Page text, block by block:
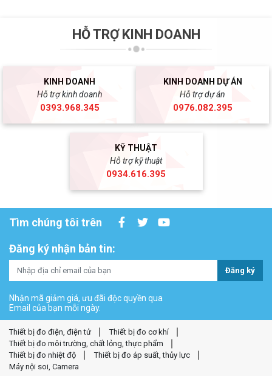
HỖ TRỢ KINH DOANH
KINH DOANH
Hỗ trợ kinh doanh
0393.968.345
KINH DOANH DỰ ÁN
Hỗ trợ dự án
0976.082.395
KỸ THUẬT
Hỗ trợ kỹ thuật
0934.616.395
Tìm chúng tôi trên
Đăng ký nhận bản tin:
Đăng ký
Nhận mã giảm giá, ưu đãi độc quyền qua
Email của bạn mỗi ngày.
Thiết bị đo điện, điện tử
Thiết bị đo cơ khí
Thiết bị đo môi trường, chất lỏng, thực phẩm
Thiết bị đo nhiệt độ
Thiết bị đo áp suất, thủy lực
Máy nội soi, Camera